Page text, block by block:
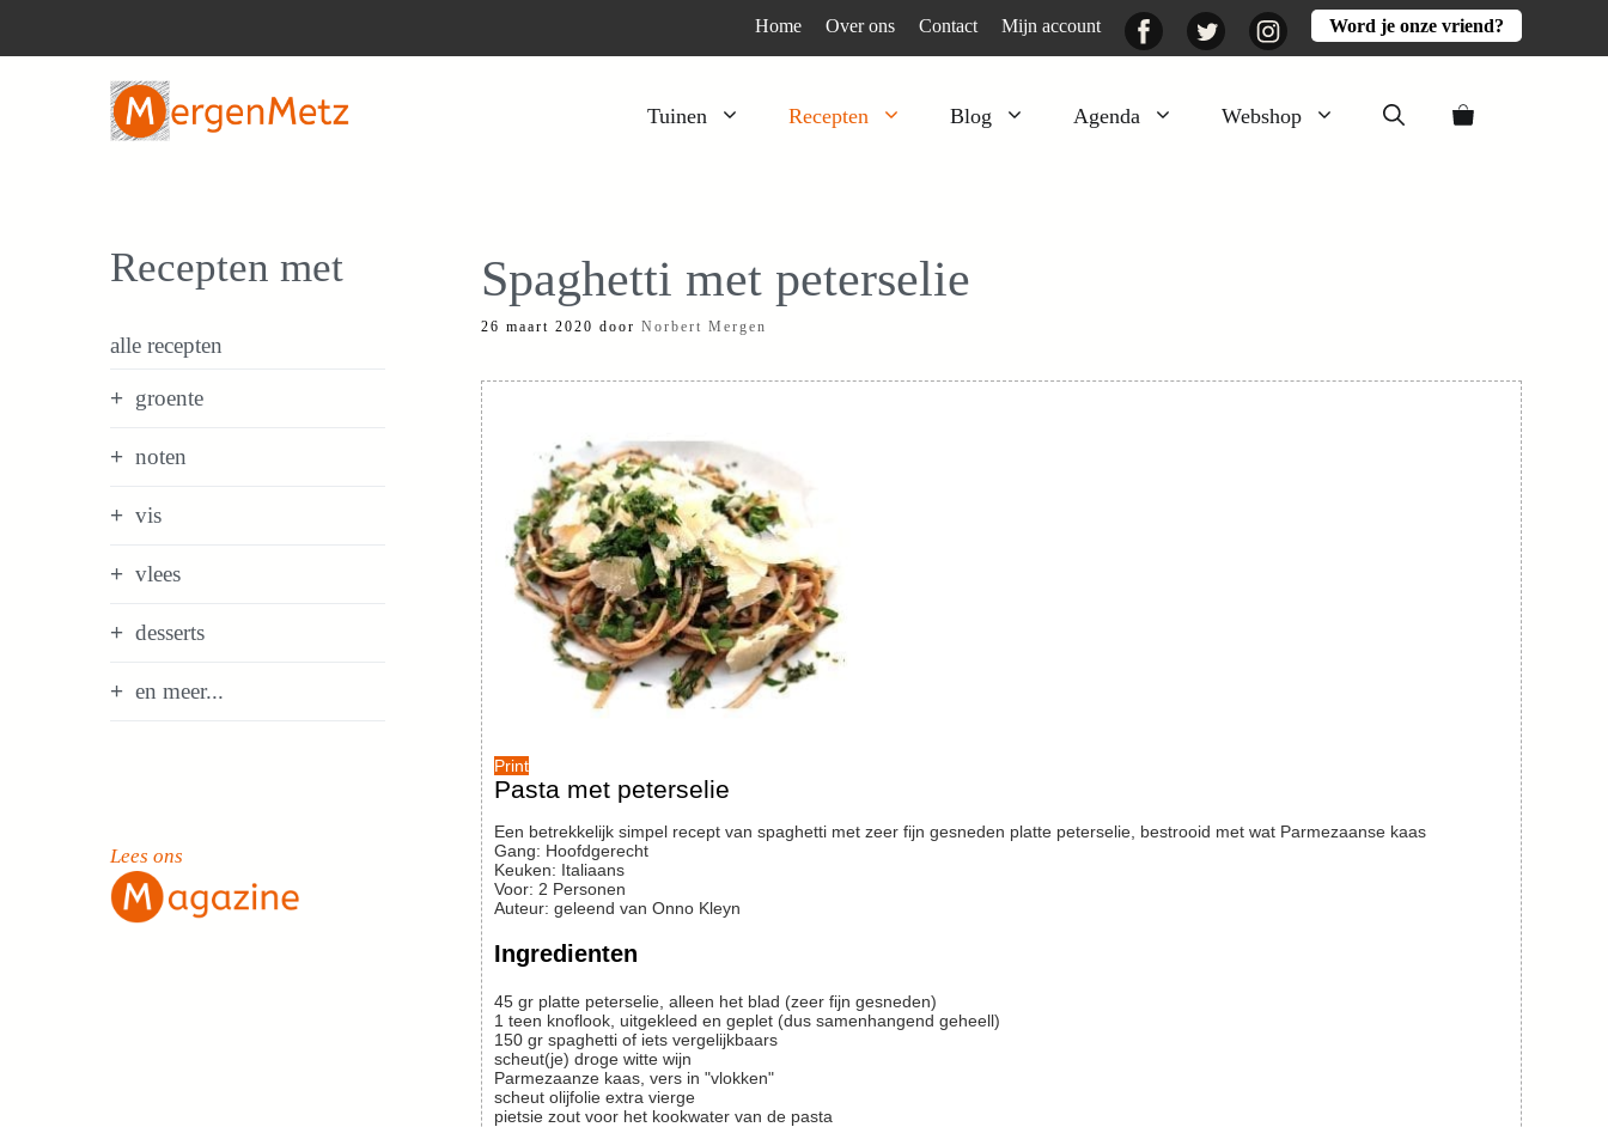
Home Over ons Contact Mijn account FacebookTwitter InstagramWord je onze vriend?
Tuinen Recepten Blog Agenda Webshop
Kruiden
Moestuin
Verfplanten
Peulgroenten
Vruchtgewassen Mooi
Spaghetti met peterselie
26 maart 2020 door Norbert Mergen
Print
Pasta met peterselie
Een betrekkelijk simpel recept van spaghetti met zeer fijn gesneden platte peterselie, bestrooid met wat Parmezaanse kaas
Gang: Hoofdgerecht
Keuken: Italiaans
Voor: 2 Personen
Auteur: geleend van Onno Kleyn
Ingredienten
45 gr platte peterselie, alleen het blad (zeer fijn gesneden)
1 teen knoflook, uitgekleed en geplet (dus samenhangend geheell)
150 gr spaghetti of iets vergelijkbaars
scheut(je) droge witte wijn
Parmezaanze kaas, vers in "vlokken"
scheut olijfolie extra vierge
pietsie zout voor het kookwater van de pasta
Recepten met
alle recepten
groente
noten
vis
vlees
desserts
en meer...
Lees ons